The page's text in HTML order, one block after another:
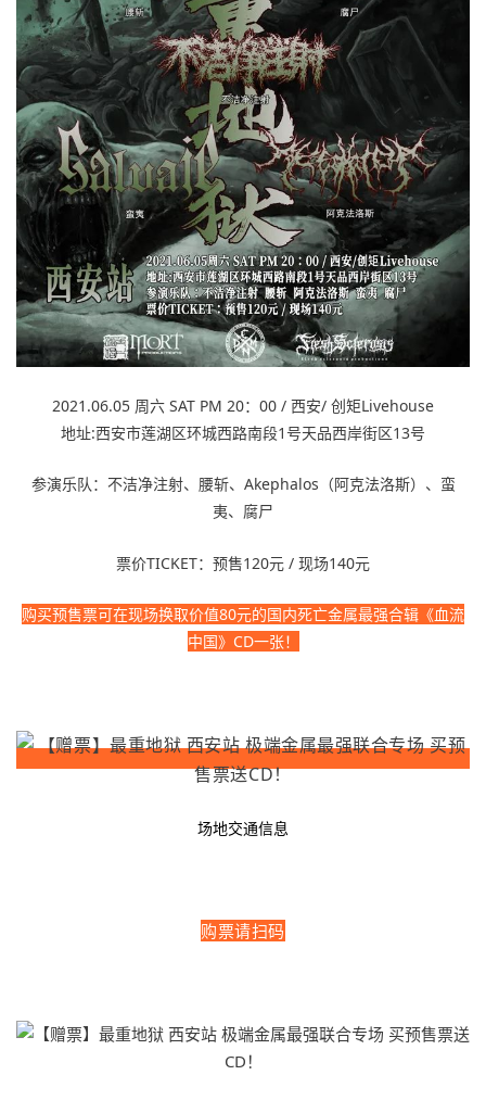
2021.06.05 周六 SAT PM 20： 00 / 西安/ 创矩Livehouse
地址:西安市莲湖区环城西路南段1号天品西岸街区13号
参演乐队：不洁净注射、腰斩、Akephalos（阿克法洛斯）、蛮
夷、腐尸
票价TICKET：预售120元 / 现场140元
购买预售票可在现场换取价值80元的国内死亡金属最强合辑《血流
中国》CD一张！
场地交通信息
购票请扫码